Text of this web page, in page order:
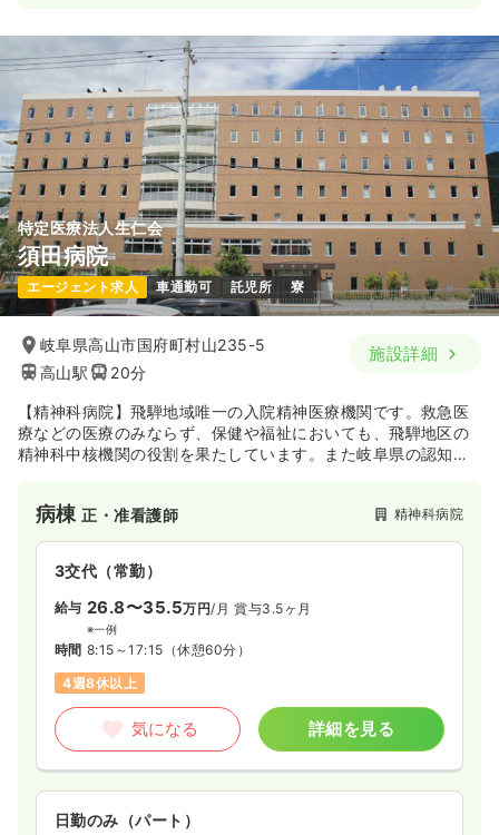
特定医療法人生仁会
須田病院
エージェント求人 車通勤可 託児所 寮
岐阜県高山市国府町村山235-5
高山駅
20分
施設詳細
【精神科病院】飛騨地域唯一の入院精神医療機関です。救急医
療などの医療のみならず、保健や福祉においても、飛騨地区の
精神科中核機関の役割を果たしています。また岐阜県の認知症
病棟正・准看護師 精神科病院
3交代（常勤）
給与 26.8〜35.5万円/月 賞与3.5ヶ月
※一例
時間 8:15～17:15 （休憩60分）
4週8休以上
気になる 詳細を見る
日勤のみ（パート）